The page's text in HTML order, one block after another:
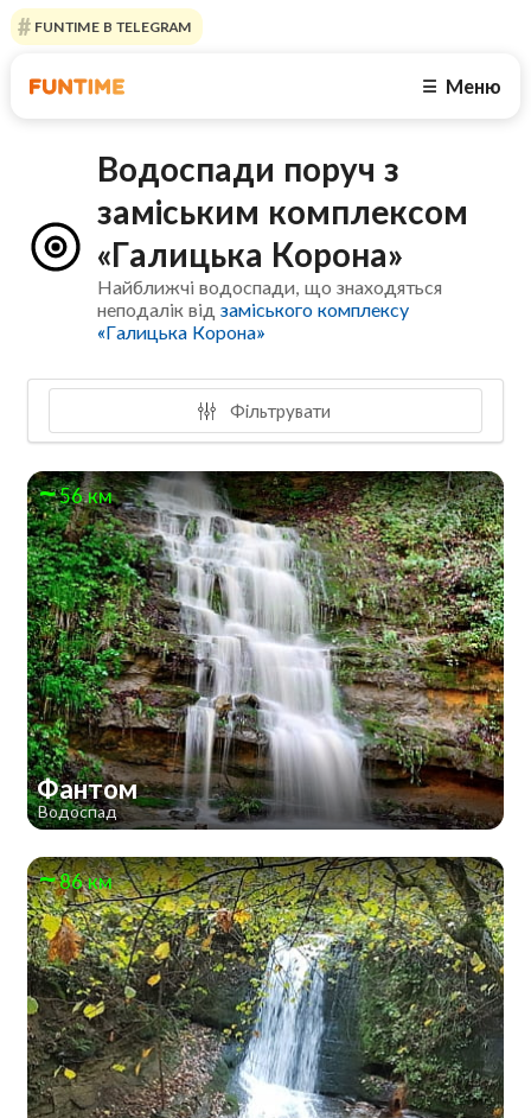
FUNTIME В TELEGRAM
☰ Меню
Водоспади поруч з
заміським комплексом
«Галицька Корона»
Найближчі водоспади, що знаходяться
неподалік відзаміського комплексу
«Галицька Корона»
Фільтрувати
56 км
Фантом
Водоспад
86 км